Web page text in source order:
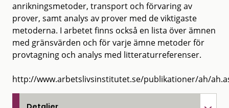
anrikningsmetoder, transport och förvaring av
prover, samt analys av prover med de viktigaste
metoderna. I arbetet finns också en lista över ämnen
med gränsvärden och för varje ämne metoder för
provtagning och analys med litteraturreferenser.
http://www.arbetslivsinstitutet.se/publikationer/ah/